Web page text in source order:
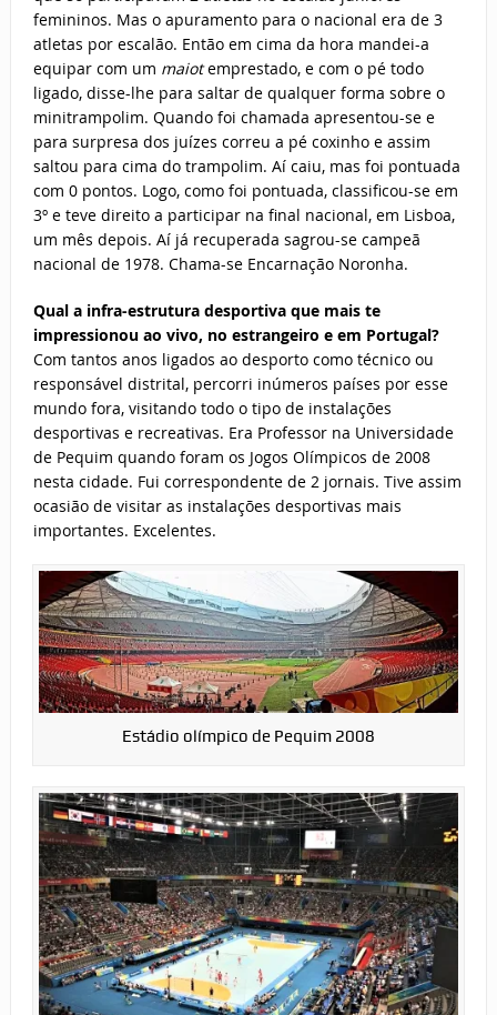
femininos. Mas o apuramento para o nacional era de 3
atletas por escalão. Então em cima da hora mandei-a
equipar com um maiotemprestado, e com o pé todo
ligado, disse-lhe para saltar de qualquer forma sobre o
minitrampolim. Quando foi chamada apresentou-se e
para surpresa dos juízes correu a pé coxinho e assim
saltou para cima do trampolim. Aí caiu, mas foi pontuada
com 0 pontos. Logo, como foi pontuada, classificou-se em
3º e teve direito a participar na final nacional, em Lisboa,
um mês depois. Aí já recuperada sagrou-se campeã
nacional de 1978. Chama-se Encarnação Noronha.
Qual a infra-estrutura desportiva que mais te
impressionou ao vivo, no estrangeiro e em Portugal?
Com tantos anos ligados ao desporto como técnico ou
responsável distrital, percorri inúmeros países por esse
mundo fora, visitando todo o tipo de instalações
desportivas e recreativas. Era Professor na Universidade
de Pequim quando foram os Jogos Olímpicos de 2008
nesta cidade. Fui correspondente de 2 jornais. Tive assim
ocasião de visitar as instalações desportivas mais
importantes. Excelentes.
Estádio olímpico de Pequim 2008